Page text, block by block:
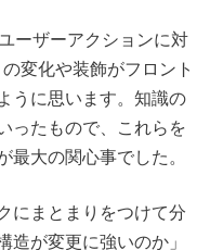
ーザーアクションに対
変化や装飾がフロント
うに思います。知識の
ったもので、これらを
大の関心事でした。
にまとまりをつけて分
が変更に強いのか」